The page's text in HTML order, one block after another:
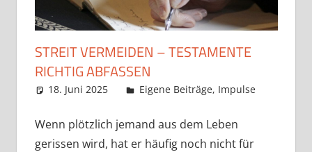
STREIT VERMEIDEN – TESTAMENTE
RICHTIG ABFASSEN
18. Juni 2025 Claudia Ollenhauer
Eigene Beiträge, Impulse
Wenn plötzlich jemand aus dem Leben
gerissen wird, hat er häufig noch nicht für